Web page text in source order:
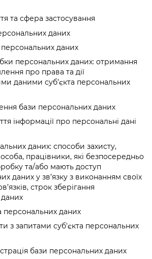
та сфера застосування
даних
даних
персональних даних: отримання
про права та дії
даними суб’єкта персональних
бази персональних даних
інформації про персональні дані
даних: способи захисту,
особа, працівники, які безпосередньо
та/або мають доступ
даних у зв’язку з виконанням своїх
строк зберігання
персональних даних
з запитами суб'єкта персональних
бази персональних даних